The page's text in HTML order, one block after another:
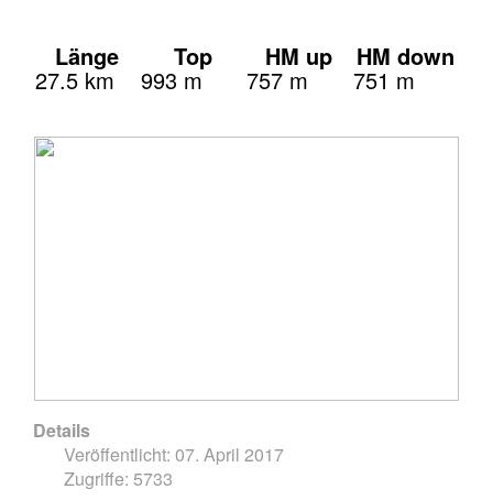
Länge Top HM up HM down
27.5 km 993 m 757 m 751 m
Details
Veröffentlicht: 07. April 2017
Zugriffe: 5733